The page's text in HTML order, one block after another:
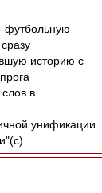
футбольную
историю с
в
унификации